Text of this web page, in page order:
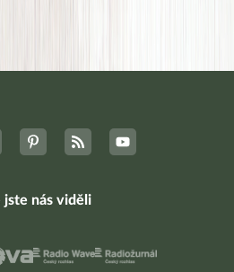
jste nás viděli